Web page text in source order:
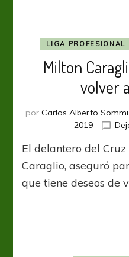
LIGA PROFESIONAL
Milton
volver
por Carlos Alberto Sommi
2019
El delantero del
Caraglio, aseguró
que tiene deseos de